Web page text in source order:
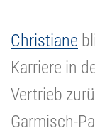
Christiane
Karriere in
Vertrieb
Garmisch-